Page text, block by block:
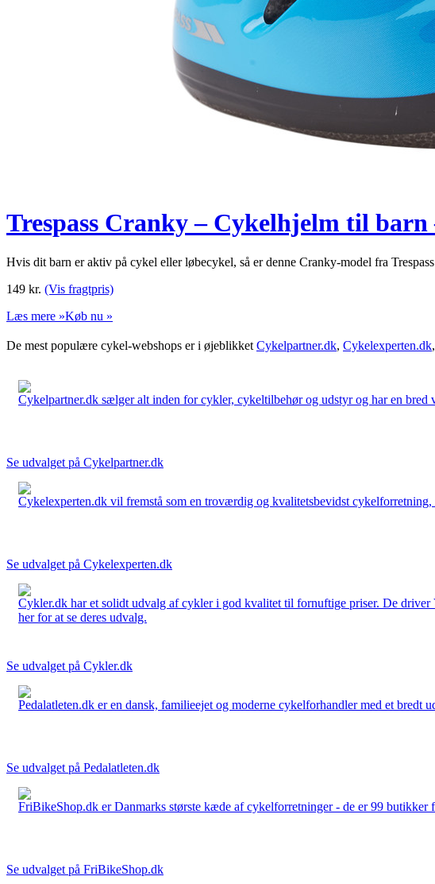
Trespass Cranky – Cykelhjelm til barn
Hvis dit barn er aktiv på cykel eller løbecykel, så er denne Cranky-model fra
149 kr. (Vis fragtpris)
Læs mere »Køb nu »
De mest populære cykel-webshops er i øjeblikket Cykelpartner.dk, Cykelexperten.dk,
Cykelpartner.dk sælger alt inden for cykler, cykeltilbehør og udstyr og har en
Se udvalget på Cykelpartner.dk
Cykelexperten.dk vil fremstå som en troværdig og kvalitetsbevidst
Se udvalget på Cykelexperten.dk
Cykler.dk har et solidt udvalg af cykler i god kvalitet til fornuftige priser. De
her for at se deres udvalg.
Se udvalget på Cykler.dk
Pedalatleten.dk er en dansk, familieejet og moderne cykelforhandler med et
Se udvalget på Pedalatleten.dk
FriBikeShop.dk er Danmarks største kæde af cykelforretninger - de er 99
Se udvalget på FriBikeShop.dk